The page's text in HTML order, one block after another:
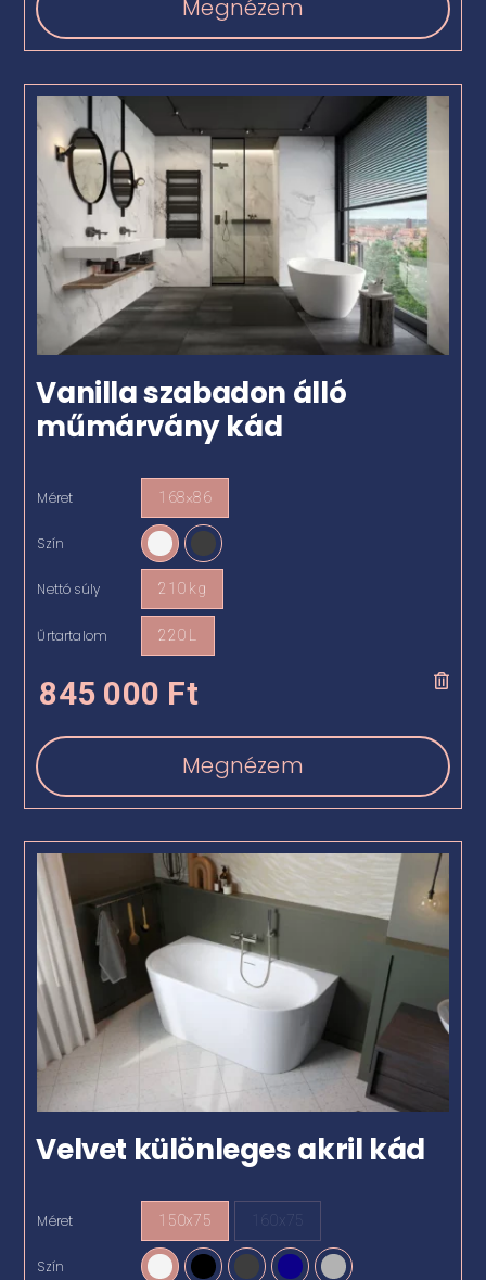
Megnézem
Vanilla szabadon álló
műmárvány kád
Méret 168×86
Szín
Nettó súly 210 kg
Űrtartalom 220 L
845 000 Ft
Megnézem
Velvet különleges akril kád
Méret 150x75 160x75
Szín